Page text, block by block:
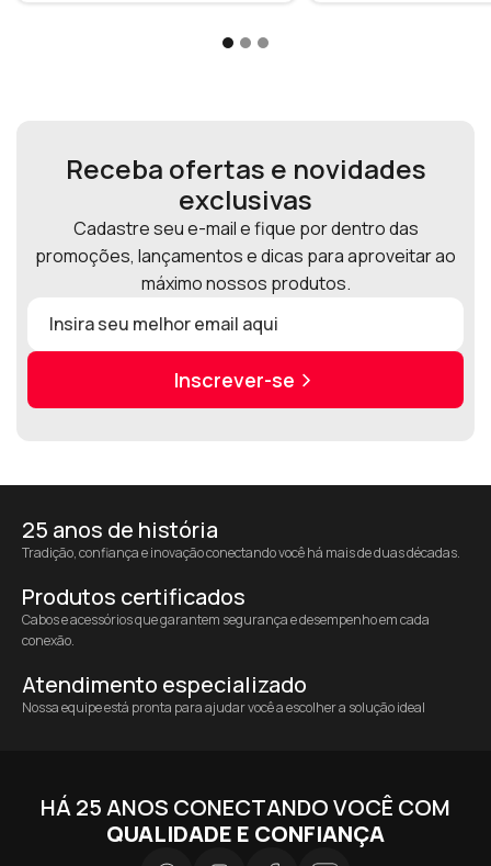
Receba ofertas e novidades
exclusivas
Cadastre seu e-mail e fique por dentro das
promoções, lançamentos e dicas para aproveitar ao
máximo nossos produtos.
Inscrever-se
25 anos de história
Tradição, confiança e inovação conectando você há mais de duas décadas.
Produtos certificados
Cabos e acessórios que garantem segurança e desempenho em cada
conexão.
Atendimento especializado
Nossa equipe está pronta para ajudar você a escolher a solução ideal
HÁ 25 ANOS CONECTANDO VOCÊ COM
QUALIDADE E CONFIANÇA